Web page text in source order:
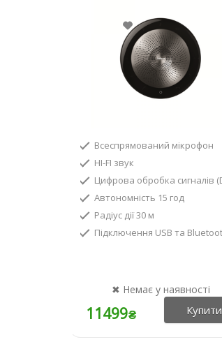
Всеспрямований мікрофон
HI-FI звук
Цифрова обробка сигналів
Автономність 15 год
Радіус дії 30 м
Підключення USB та
11499₴